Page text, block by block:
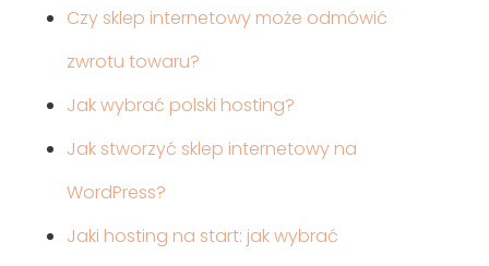
Czy sklep internetowy może odmówić
zwrotu towaru?
Jak wybrać polski hosting?
Jak stworzyć sklep internetowy na
WordPress?
Jaki hosting na start: jak wybrać